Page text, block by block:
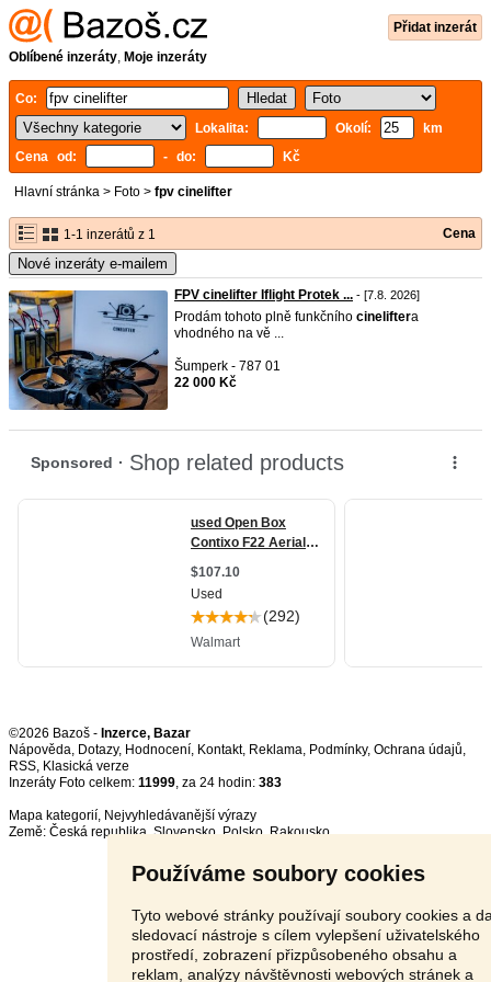
Používáme soubory cookies
Tyto webové stránky používají soubory cookies a
sledovací nástroje s cílem vylepšení uživatelského
prostředí, zobrazení přizpůsobeného obsahu a
reklam, analýzy návštěvnosti webových stránek a
Přidat inzerát
Oblíbené inzeráty, Moje inzeráty
Co:
Lokalita:
Okolí:
km
Cena od:
- do: Kč
Hlavní stránka > Foto > fpv cinelifter
1-1 inzerátů z 1 Cena
Nové inzeráty e-mailem
FPV cinelifter Iflight Protek ... - [7.8. 2026]
Prodám tohoto plně funkčního cineliftera
vhodného na vě ...
Šumperk - 787 01
22 000 Kč
©2026 Bazoš - Inzerce, Bazar
Nápověda, Dotazy, Hodnocení, Kontakt, Reklama, Podmínky, Ochrana údajů,
RSS,
Inzeráty Foto celkem: 11999, za 24 hodin: 383
Mapa kategorií, Nejvyhledávanější výrazy
Země: Česká republika,Slovensko,Polsko,Rakousko